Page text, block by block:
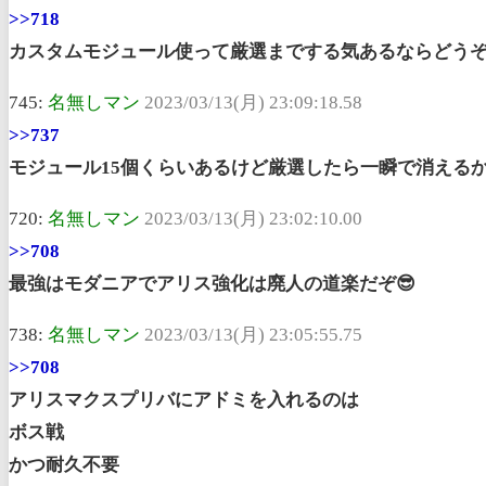
>>718
カスタムモジュール使って厳選までする気あるならどう
745: 名無しマン 2023/03/13(月) 23:09:18.58
>>737
モジュール15個くらいあるけど厳選したら一瞬で消える
720: 名無しマン 2023/03/13(月) 23:02:10.00
>>708
最強はモダニアでアリス強化は廃人の道楽だぞ😎
738: 名無しマン 2023/03/13(月) 23:05:55.75
>>708
アリスマクスプリバにアドミを入れるのは
ボス戦
かつ耐久不要